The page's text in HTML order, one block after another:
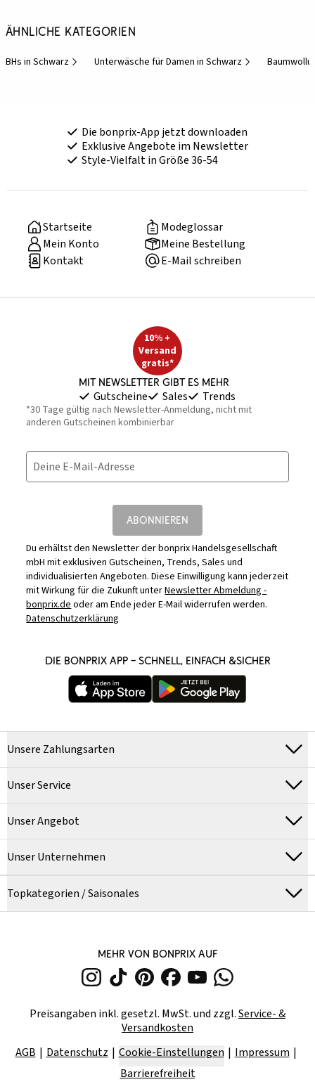
Ähnliche Kategorien
BHs in Schwarz Unterwäsche für Damen in Schwarz
Die bonprix-App jetzt downloaden
Exklusive Angebote im Newsletter
Style-Vielfalt in Größe 36-54
Startseite
Modeglossar
Mein Konto
Meine Bestellung
Kontakt
E-Mail schreiben
10% +
Versand
gratis*
Mit Newsletter gibt es mehr
Gutscheine Sales Trends
*30 Tage gültig nach Newsletter-Anmeldung, nicht mit
anderen Gutscheinen kombinierbar
Deine E-Mail-Adresse
ABONNIEREN
Du erhältst den Newsletter der bonprix Handelsgesellschaft
mbH mit exklusiven Gutscheinen, Trends, Sales und
individualisierten Angeboten. Diese Einwilligung kann jederzeit
mit Wirkung für die Zukunft unterNewsletter Abmeldung -
bonprix.deoder am Ende jeder E-Mail widerrufen werden.
Datenschutzerklärung
DIE BONPRIX APP – SCHNELL, EINFACH &SICHER
Unsere Zahlungsarten
Unser Service
Unser Angebot
Unser Unternehmen
Topkategorien / Saisonales
MEHR VON BONPRIX AUF
Preisangaben inkl. gesetzl. MwSt. und zzgl.Service- &
Versandkosten
AGB
Datenschutz Cookie-Einstellungen
Impressum
Barrierefreiheit